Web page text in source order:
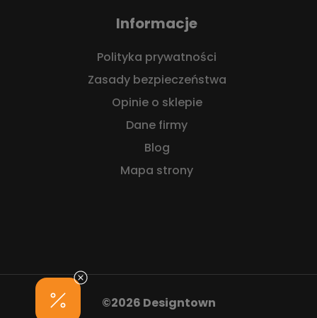
Informacje
Polityka prywatności
Zasady bezpieczeństwa
Opinie o sklepie
Dane firmy
Blog
Mapa strony
©2026 Designtown